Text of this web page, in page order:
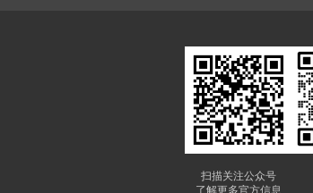
扫描关注公众号
了解更多官方信息